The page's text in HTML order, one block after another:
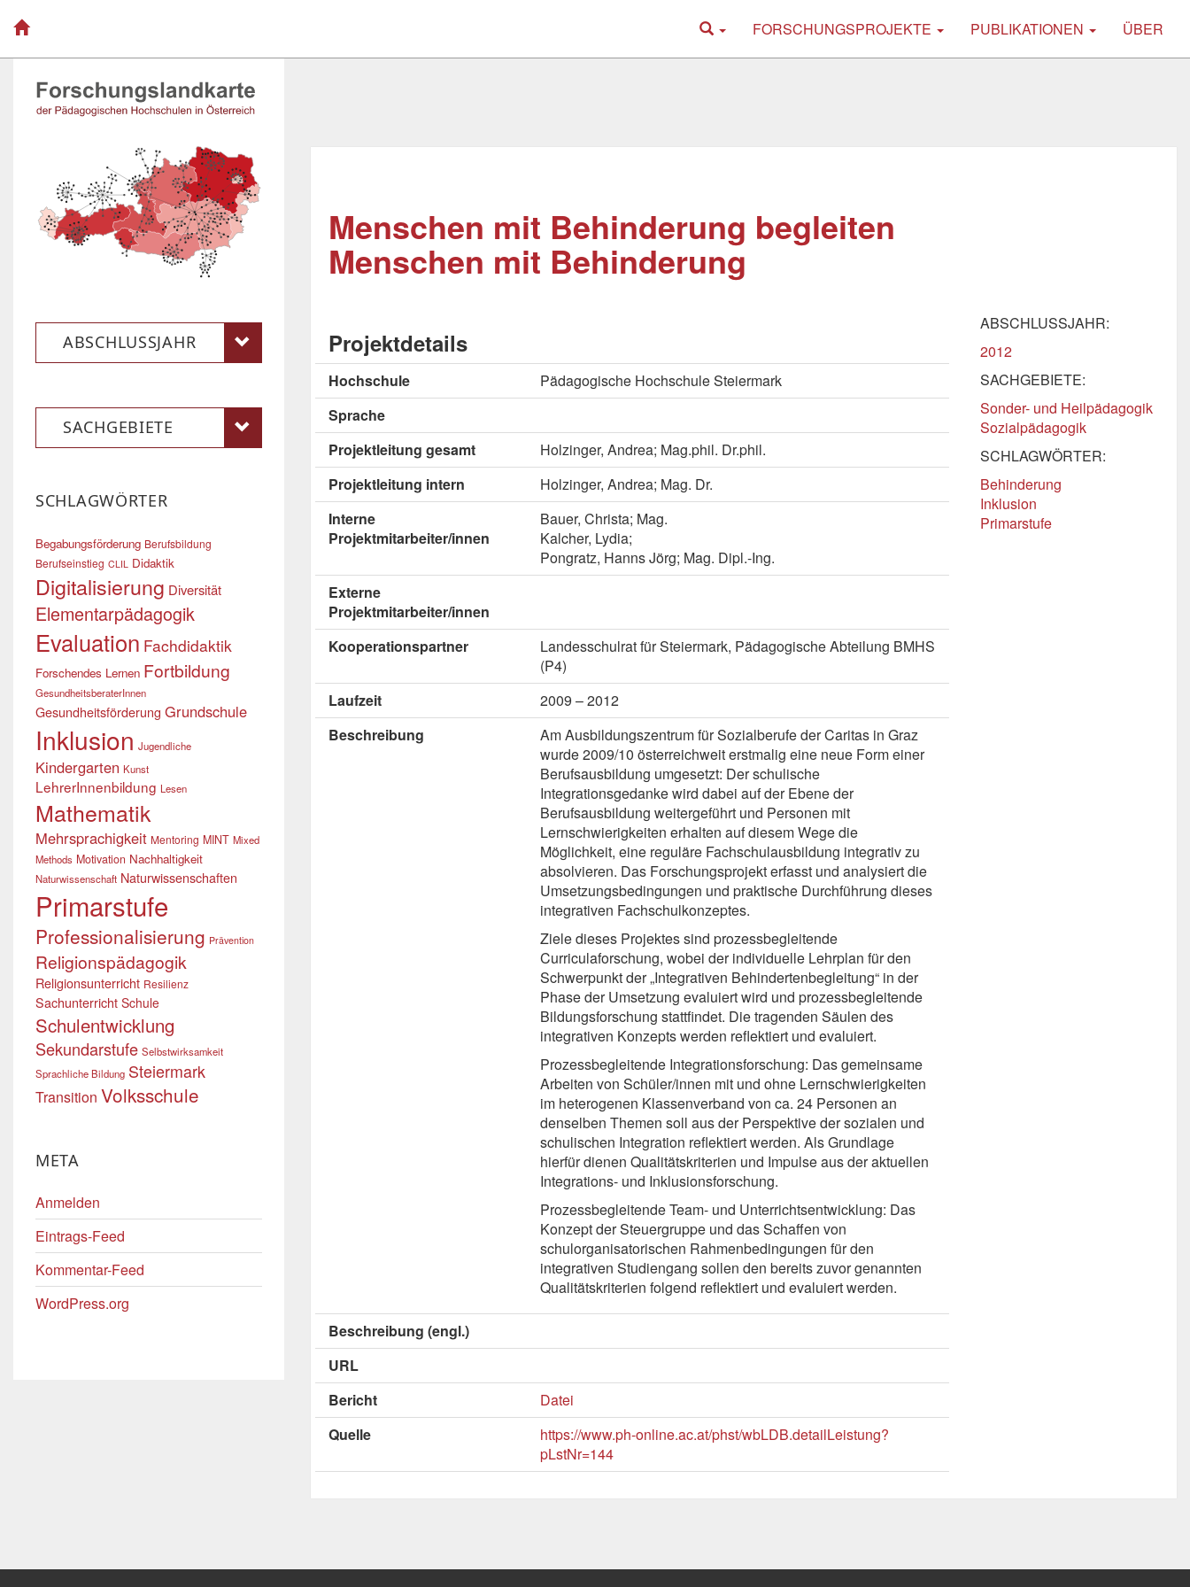
FORSCHUNGSPROJEKTE PUBLIKATIONEN ÜBER
Menschen mit Behinderung begleiten
Menschen mit Behinderung
Projektdetails
Hochschule
Pädagogische Hochschule Steiermark
Sprache
Projektleitung gesamt
Holzinger, Andrea; Mag.phil. Dr.phil.
Projektleitung intern
Holzinger, Andrea; Mag. Dr.
Interne
Projektmitarbeiter/innen
Bauer, Christa; Mag.
Kalcher, Lydia;
Pongratz, Hanns Jörg; Mag. Dipl.-Ing.
Externe
Projektmitarbeiter/innen
Kooperationspartner
Landesschulrat für Steiermark, Pädagogische Abteilung BMHS
(P4)
Laufzeit
2009 – 2012
Beschreibung
Am Ausbildungszentrum für Sozialberufe der Caritas in Graz
wurde 2009/10 österreichweit erstmalig eine neue Form einer
Berufsausbildung umgesetzt: Der schulische
Integrationsgedanke wird dabei auf der Ebene der
Berufsausbildung weitergeführt und Personen mit
Lernschwierigkeiten erhalten auf diesem Wege die
Möglichkeit, eine reguläre Fachschulausbildung integrativ zu
absolvieren. Das Forschungsprojekt erfasst und analysiert die
Umsetzungsbedingungen und praktische Durchführung dieses
integrativen Fachschulkonzeptes.
Ziele dieses Projektes sind prozessbegleitende
Curriculaforschung, wobei der individuelle Lehrplan für den
Schwerpunkt der „Integrativen Behindertenbegleitung“ in der
Phase der Umsetzung evaluiert wird und prozessbegleitende
Bildungsforschung stattfindet. Die tragenden Säulen des
integrativen Konzepts werden reflektiert und evaluiert.
Prozessbegleitende Integrationsforschung: Das gemeinsame
Arbeiten von Schüler/innen mit und ohne Lernschwierigkeiten
im heterogenen Klassenverband von ca. 24 Personen an
denselben Themen soll aus der Perspektive der sozialen und
schulischen Integration reflektiert werden. Als Grundlage
hierfür dienen Qualitätskriterien und Impulse aus der aktuellen
Integrations- und Inklusionsforschung.
Prozessbegleitende Team- und Unterrichtsentwicklung: Das
Konzept der Steuergruppe und das Schaffen von
schulorganisatorischen Rahmenbedingungen für den
integrativen Studiengang sollen den bereits zuvor genannten
Qualitätskriterien folgend reflektiert und evaluiert werden.
Beschreibung (engl.)
URL
Bericht
Datei
Quelle
https://www.ph-online.ac.at/phst/wbLDB.detailLeistung?
pLstNr=144
ABSCHLUSSJAHR:
2012
SACHGEBIETE:
Sonder- und Heilpädagogik
Sozialpädagogik
SCHLAGWÖRTER:
Behinderung
Inklusion
Primarstufe
ABSCHLUSSJAHR
SACHGEBIETE
SCHLAGWÖRTER
Begabungsförderung Berufsbildung
Berufseinstieg CLIL Didaktik
Digitalisierung Diversität
Elementarpädagogik
Evaluation Fachdidaktik
Forschendes Lernen Fortbildung
GesundheitsberaterInnen
Gesundheitsförderung Grundschule
Inklusion Jugendliche
Kindergarten Kunst
LehrerInnenbildung Lesen
Mathematik
Mehrsprachigkeit Mentoring MINT Mixed
Methods Motivation Nachhaltigkeit
Naturwissenschaft Naturwissenschaften
Primarstufe
Professionalisierung Prävention
Religionspädagogik
Religionsunterricht Resilienz
Sachunterricht Schule
Schulentwicklung
Sekundarstufe Selbstwirksamkeit
Sprachliche Bildung Steiermark
Transition Volksschule
META
Anmelden
Eintrags-Feed
Kommentar-Feed
WordPress.org